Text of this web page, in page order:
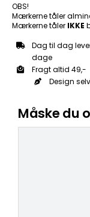
OBS!
Mærkerne tåler
Mærkerne tåler IKKE
Dag til dag
dage
Fragt altid 49,-
Design
Måske du